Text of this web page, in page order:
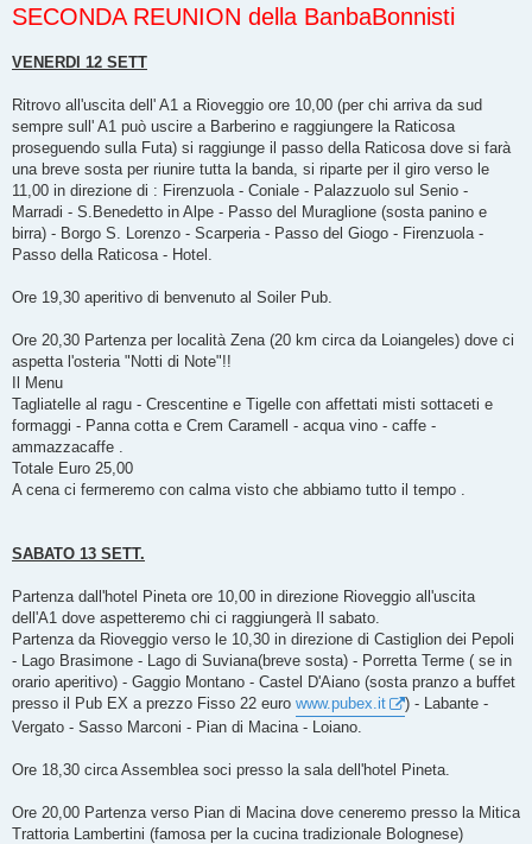
o
SECONDA REUNION della BanbaBonnisti
VENERDI 12 SETT
Ritrovo all'uscita dell' A1 a Rioveggio ore 10,00 (per chi arriva da sud
sempre sull' A1 può uscire a Barberino e raggiungere la Raticosa
proseguendo sulla Futa) si raggiunge il passo della Raticosa dove si farà
una breve sosta per riunire tutta la banda, si riparte per il giro verso le
11,00 in direzione di : Firenzuola - Coniale - Palazzuolo sul Senio -
Marradi - S.Benedetto in Alpe - Passo del Muraglione (sosta panino e
birra) - Borgo S. Lorenzo - Scarperia - Passo del Giogo - Firenzuola -
Passo della Raticosa - Hotel.
Ore 19,30 aperitivo di benvenuto al Soiler Pub.
Ore 20,30 Partenza per località Zena (20 km circa da Loiangeles) dove ci
aspetta l'osteria "Notti di Note"!!
Il Menu
Tagliatelle al ragu - Crescentine e Tigelle con affettati misti sottaceti e
formaggi - Panna cotta e Crem Caramell - acqua vino - caffe -
ammazzacaffe .
Totale Euro 25,00
A cena ci fermeremo con calma visto che abbiamo tutto il tempo .
SABATO 13 SETT.
Partenza dall'hotel Pineta ore 10,00 in direzione Rioveggio all'uscita
dell'A1 dove aspetteremo chi ci raggiungerà Il sabato.
Partenza da Rioveggio verso le 10,30 in direzione di Castiglion dei Pepoli
- Lago Brasimone - Lago di Suviana(breve sosta) - Porretta Terme ( se in
orario aperitivo) - Gaggio Montano - Castel D'Aiano (sosta pranzo a buffet
presso il Pub EX a prezzo Fisso 22 euro www.pubex.it
) - Labante -
Vergato - Sasso Marconi - Pian di Macina - Loiano.
Ore 18,30 circa Assemblea soci presso la sala dell'hotel Pineta.
Ore 20,00 Partenza verso Pian di Macina dove ceneremo presso la Mitica
Trattoria Lambertini (famosa per la cucina tradizionale Bolognese)